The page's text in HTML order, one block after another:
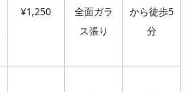
¥1,250
全面ガラ
ス張り
から徒歩5
分